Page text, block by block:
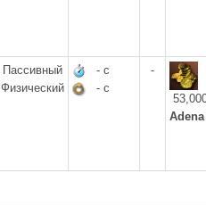
Пассивный
Физический
- с
- с
-
Adena